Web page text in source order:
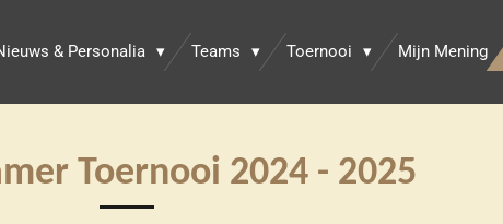
& Personalia Teams Toernooi Mijn Mening
Toernooi 2024 - 2025